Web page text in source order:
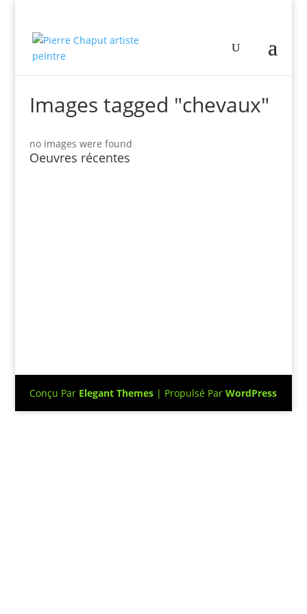
Images tagged "chevaux"
no images were found
Oeuvres récentes
Conçu Par Elegant Themes | Propulsé ParWordPress